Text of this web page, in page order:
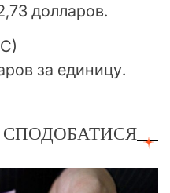
долларов.
за единицу.